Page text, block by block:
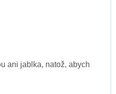
ani jablka, natož, abych